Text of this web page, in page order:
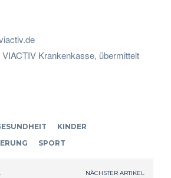
Krankenkasse, übermittelt
KINDER
SPORT
NÄCHSTER ARTIKEL